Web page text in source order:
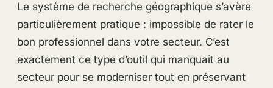
Le système de recherche géographique s’avère
particulièrement pratique : impossible de rater le
bon professionnel dans votre secteur. C’est
exactement ce type d’outil qui manquait au
secteur pour se moderniser tout en préservant